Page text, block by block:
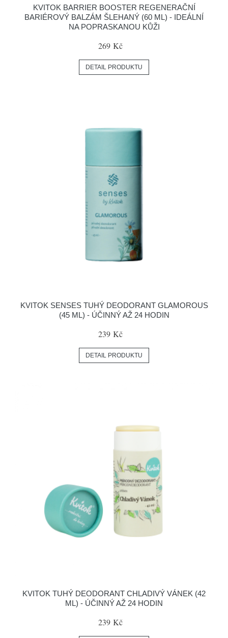
KVITOK BARRIER BOOSTER REGENERAČNÍ
BARIÉROVÝ BALZÁM ŠLEHANÝ (60 ML) - IDEÁLNÍ
NA POPRASKANOU KŮŽI
269 Kč
DETAIL PRODUKTU
KVITOK SENSES TUHÝ DEODORANT GLAMOROUS
(45 ML) - ÚČINNÝ AŽ 24 HODIN
239 Kč
DETAIL PRODUKTU
KVITOK TUHÝ DEODORANT CHLADIVÝ VÁNEK (42
ML) - ÚČINNÝ AŽ 24 HODIN
239 Kč